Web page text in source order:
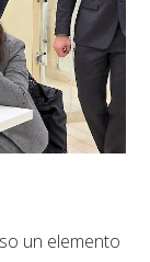
un elemento